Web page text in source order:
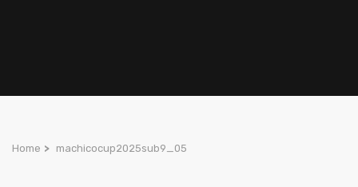
Home > machicocup2025sub9_05